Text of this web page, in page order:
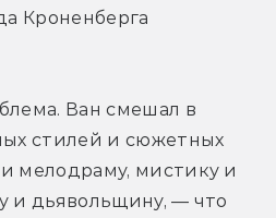
Кроненберга
Ван смешал в
стилей и сюжетных
мелодраму, мистику и
и дьявольщину, — что